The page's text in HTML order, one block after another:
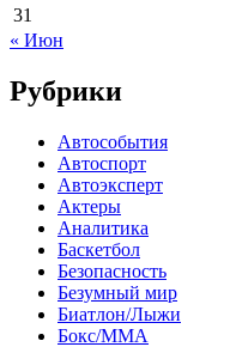
31
« Июн
Рубрики
Автособытия
Автоспорт
Автоэксперт
Актеры
Аналитика
Баскетбол
Безопасность
Безумный мир
Биатлон/Лыжи
Бокс/MMA